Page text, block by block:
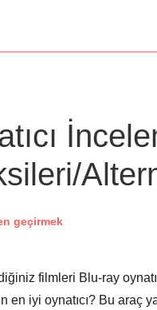
geçirmek
filmleri Blu-ray
iyi oynatıcı? Bu araç